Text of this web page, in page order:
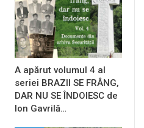
A apărut volumul 4 al
seriei BRAZII SE FRÂNG,
DAR NU SE ÎNDOIESC de
Ion Gavrilă…